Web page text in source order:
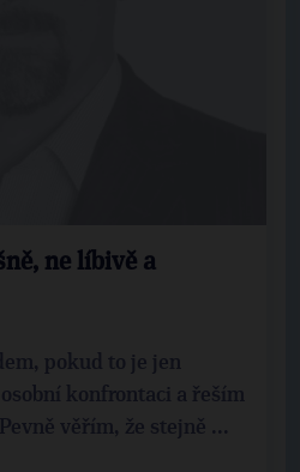
ne líbivě a
pokud to je jen
konfrontaci a řeším
věřím, že stejně ...